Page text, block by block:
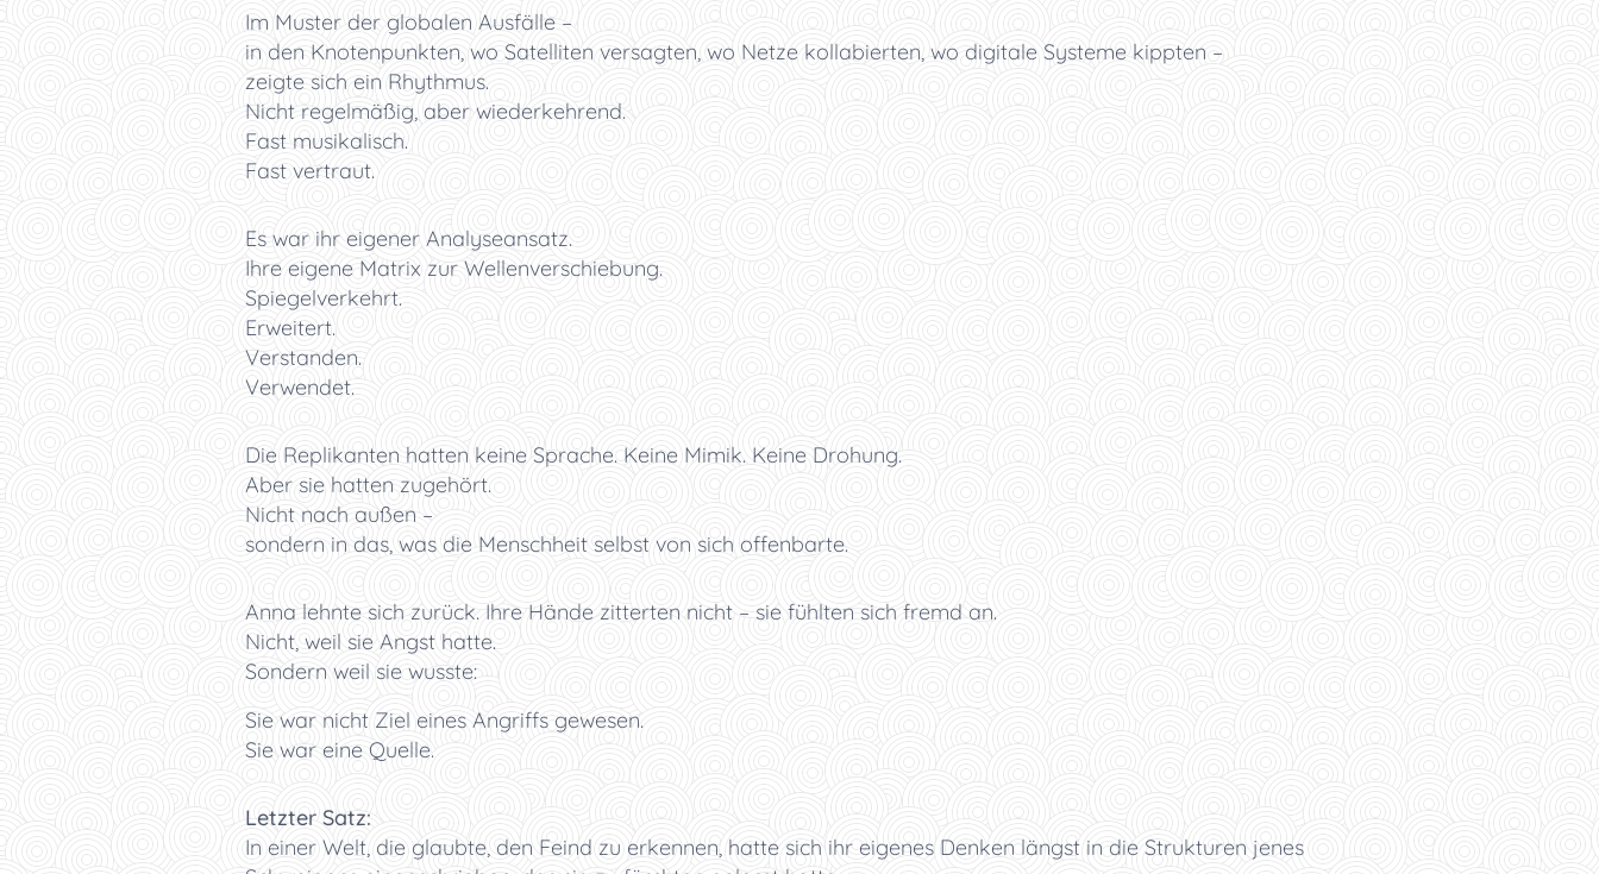
Im Muster der globalen Ausfälle –
in den Knotenpunkten, wo Satelliten versagten, wo Netze kollabierten, wo digitale Systeme kippten –
zeigte sich ein Rhythmus.
Nicht regelmäßig, aber wiederkehrend.
Fast musikalisch.
Fast vertraut.
Es war ihr eigener Analyseansatz.
Ihre eigene Matrix zur Wellenverschiebung.
Spiegelverkehrt.
Erweitert.
Verstanden.
Verwendet.
Die Replikanten hatten keine Sprache. Keine Mimik. Keine Drohung.
Aber sie hatten zugehört.
Nicht nach außen –
sondern in das, was die Menschheit selbst von sich offenbarte.
Anna lehnte sich zurück. Ihre Hände zitterten nicht – sie fühlten sich fremd an.
Nicht, weil sie Angst hatte.
Sondern weil sie wusste:
Sie war nicht Ziel eines Angriffs gewesen.
Sie war eine Quelle.
Letzter Satz:
In einer Welt, die glaubte, den Feind zu erkennen, hatte sich ihr eigenes Denken längst in die Strukturen jenes